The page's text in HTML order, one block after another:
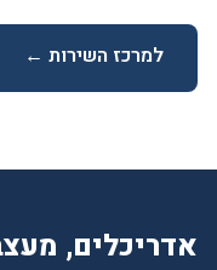
למרכז השירות ←
אדריכלים,